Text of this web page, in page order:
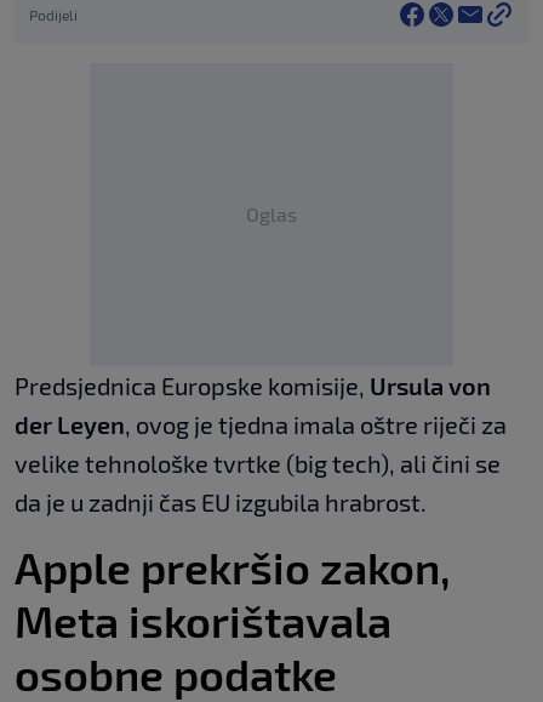
Podijeli
Oglas
Predsjednica Europske komisije, Ursula von
der Leyen, ovog je tjedna imala oštre riječi za
velike tehnološke tvrtke (big tech), ali čini se
da je u zadnji čas EU izgubila hrabrost.
Apple prekršio zakon,
Meta iskorištavala
osobne podatke